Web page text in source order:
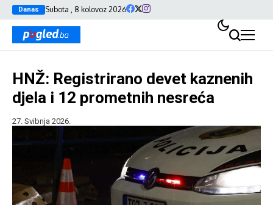
Danas Subota , 8 kolovoz 2026
HNŽ: Registrirano devet kaznenih
djela i 12 prometnih nesreća
27. Svibnja 2026.